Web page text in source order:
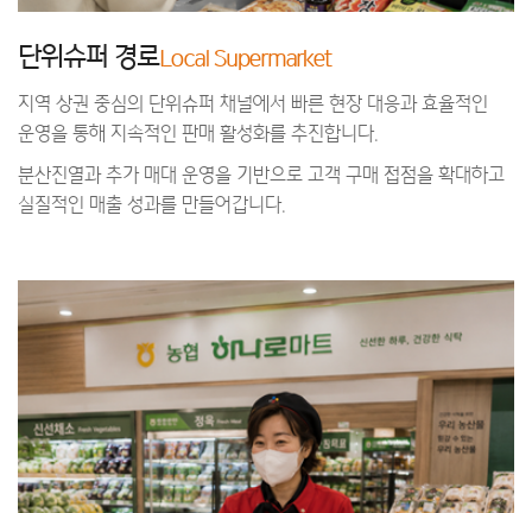
단위슈퍼 경로Local Supermarket
지역 상권 중심의 단위슈퍼 채널에서 빠른 현장 대응과 효율적인
운영을 통해 지속적인 판매 활성화를 추진합니다.
분산진열과 추가 매대 운영을 기반으로 고객 구매 접점을 확대하고
실질적인 매출 성과를 만들어갑니다.